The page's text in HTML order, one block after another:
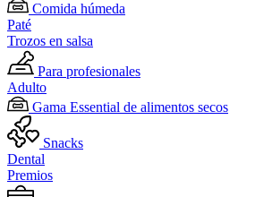
Comida húmeda
Paté
Trozos en salsa
Para profesionales
Adulto
Gama Essential de alimentos secos
Snacks
Dental
Premios